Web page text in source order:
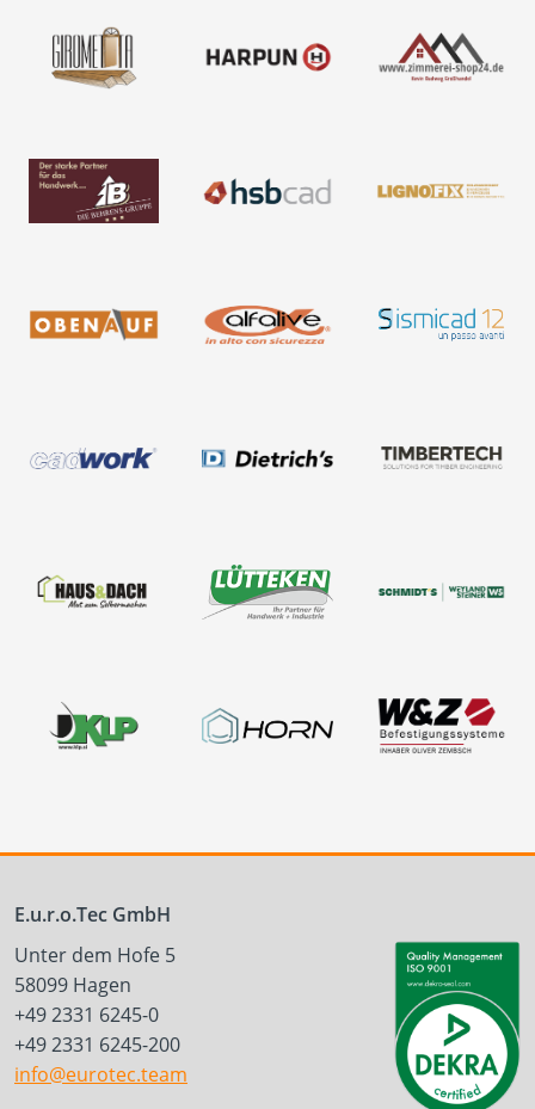
E.u.r.o.Tec GmbH
Unter dem Hofe 5
58099 Hagen
+49 2331 6245-0
+49 2331 6245-200
info@eurotec.team